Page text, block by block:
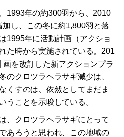
1993年の約300羽から、2010
し、この冬に約1,800羽と落
1995年に活動計画（アクショ
た時から実施されている。201
を改訂した新アクションプラ
のクロツラヘラサギ減少は、
くすのは、依然としてまだま
うことを示唆している。
、クロツラヘラサギにとって
あろうと思われ、この地域の